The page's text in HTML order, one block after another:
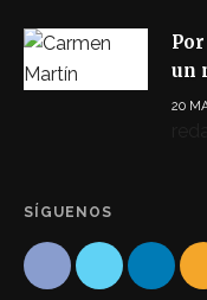
un
20
SÍGUENOS